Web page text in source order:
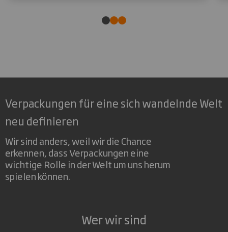
Verpackungen für eine sich wandelnde Welt
neu definieren
Wir sind anders, weil wir die Chance
erkennen, dass Verpackungen eine
wichtige Rolle in der Welt um uns herum
spielen können.
Wer wir sind